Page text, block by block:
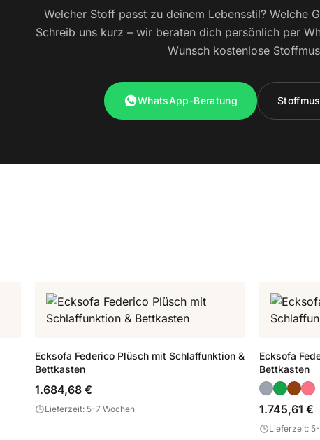
Welcher Stoff passt zu deinem Lebensstil? Welche
Schreib uns kurz – wir beraten dich persönlich per
Wunsch kostenlose
WhatsApp-Beratung
Ecksofa Federico Plüsch mit Schlaffunktion &
Bettkasten
1.684,68 €
Lieferzeit: 5-7 Wochen
Ecksofa
Bettkasten
1.745,61 €
Lieferzeit: